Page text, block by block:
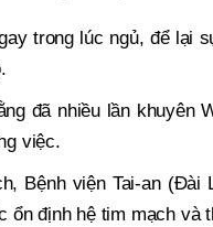
trong lúc ngủ, để lại
đã nhiều lần khuyên
việc.
Bệnh viện Tai-an (Đài
ổn định hệ tim mạch và